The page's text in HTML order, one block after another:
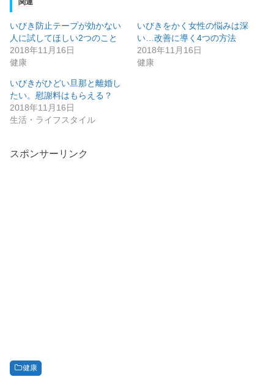
関連
いびき防止テープが効かない
人に試してほしい2つのこと
2018年11月16日
健康
いびきをかく女性の悩みは深
い…改善に導く4つの方法
2018年11月16日
健康
いびきがひどい旦那と離婚し
たい。慰謝料はもらえる？
2018年11月16日
生活・ライフスタイル
スポンサーリンク
健康